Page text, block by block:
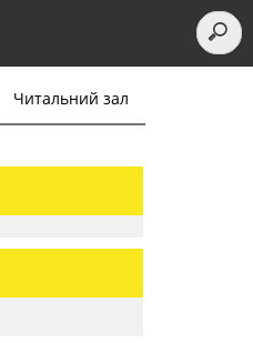
Читальний зал